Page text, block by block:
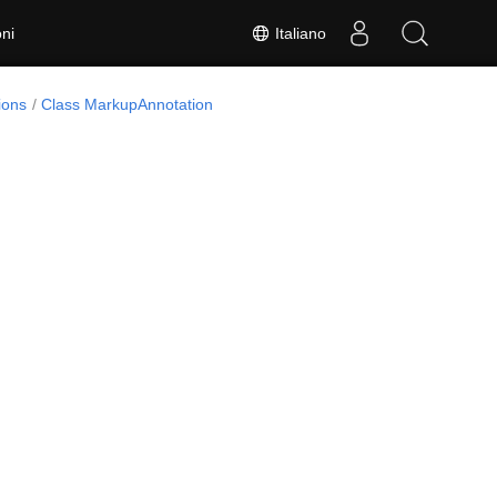
Italiano
Class MarkupAnnotation